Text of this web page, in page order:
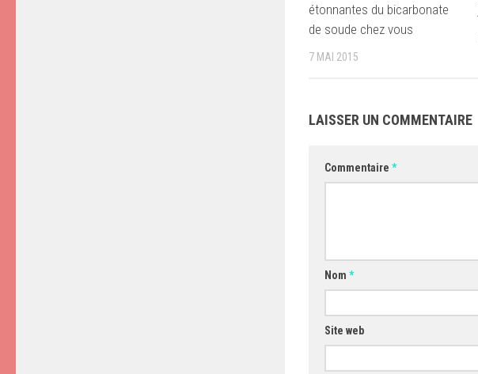
étonnantes du bicarbonate
de soude chez vous
7 MAI 2015
LAISSER UN COMMENTAIRE
Commentaire *
Nom *
Site web